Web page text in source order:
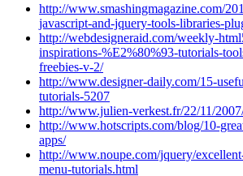
http://www.smashingmagazine.com/
javascript-and-jquery-tools-libraries-
http://webdesigneraid.com/weekly-
inspirations-%E2%80%93-tutorials-
freebies-v-2/
http://www.designer-daily.com/15-
tutorials-5207
http://www.julien-verkest.fr/22/11/
http://www.hotscripts.com/blog/10-
apps/
http://www.noupe.com/jquery/
menu-tutorials.html